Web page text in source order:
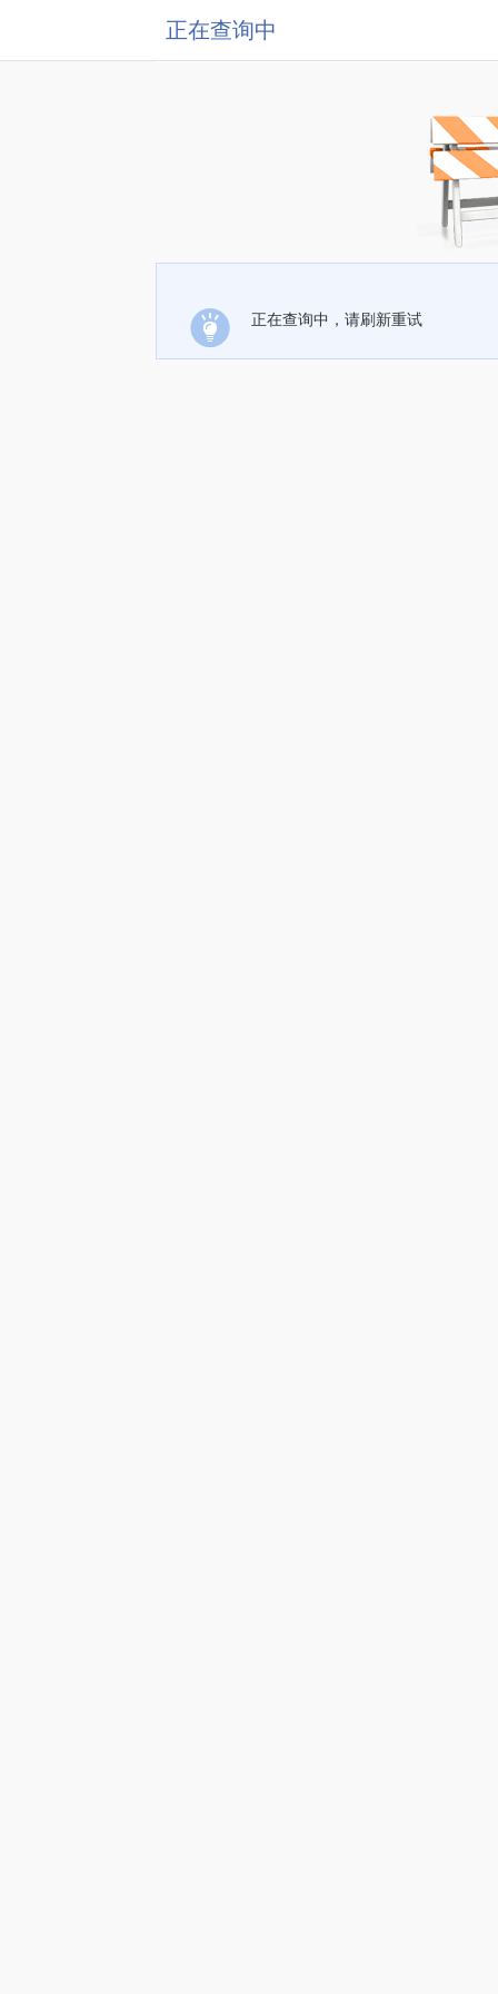
正在查询中
正在查询中，请刷新重试